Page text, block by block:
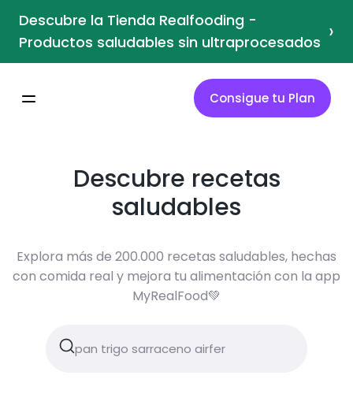
Descubre la Tienda Realfooding -
Productos saludables sin ultraprocesados ›
Consigue tu Plan
Descubre recetas
saludables
Explora más de 200.000 recetas saludables, hechas
con comida real y mejora tu alimentación con la app
MyRealFood💚